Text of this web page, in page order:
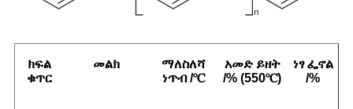
ክፍል
ቁጥር
መልክ
ማለስለሻ
ነጥብ /℃
አመድ ይዘት
/% (550℃)
ነፃ ፌኖል
/%